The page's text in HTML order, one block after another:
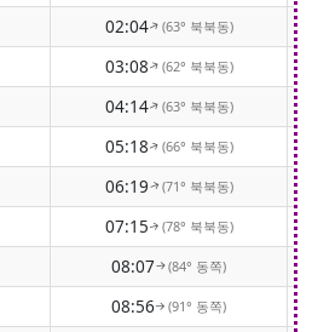
02:04↑(63° 북북동)
03:08↑(62° 북북동)
04:14↑(63° 북북동)
05:18↑(66° 북북동)
06:19↑(71° 북북동)
07:15↑(78° 북북동)
08:07↑(84° 동쪽)
08:56↑(91° 동쪽)